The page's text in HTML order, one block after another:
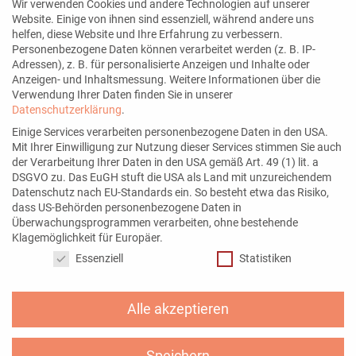
Seiten
Blog
Kontakt
Über mich
Mein Angebot
Social Media Services
Instagram Marketing
Netzwerke
Wir verwenden Cookies und andere Technologien auf unserer
Website. Einige von ihnen sind essenziell, während andere uns
helfen, diese Website und Ihre Erfahrung zu verbessern.
Personenbezogene Daten können verarbeitet werden (z. B. IP-
Adressen), z. B. für personalisierte Anzeigen und Inhalte oder
Anzeigen- und Inhaltsmessung. Weitere Informationen über die
Verwendung Ihrer Daten finden Sie in unserer
Datenschutzerklärung.
Einige Services verarbeiten personenbezogene Daten in den USA.
Mit Ihrer Einwilligung zur Nutzung dieser Services stimmen Sie auch
der Verarbeitung Ihrer Daten in den USA gemäß Art. 49 (1) lit. a
DSGVO zu. Das EuGH stuft die USA als Land mit unzureichendem
Datenschutz nach EU-Standards ein. So besteht etwa das Risiko,
dass US-Behörden personenbezogene Daten in
Überwachungsprogrammen verarbeiten, ohne bestehende
Klagemöglichkeit für Europäer.
Datenschutzeinstellungen
Essenziell
Statistiken
Alle akzeptieren